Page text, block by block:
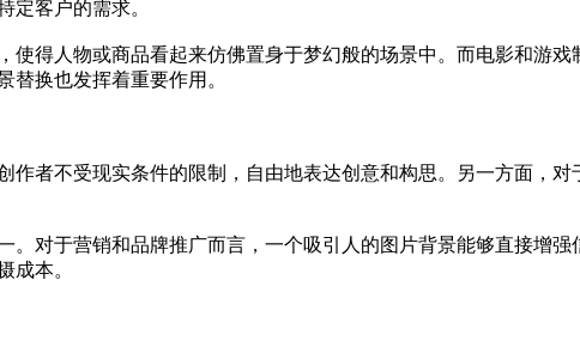
定客户的需求。
得人物或商品看起来仿佛置身于梦幻般的场景中。而电影和游
替换也发挥着重要作用。
者不受现实条件的限制，自由地表达创意和构思。另一方面，
对于营销和品牌推广而言，一个吸引人的图片背景能够直接增强
成本。